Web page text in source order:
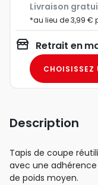
Livraison
*au lieu de 3,99 €
Retrait en
CHOISISSEZ
Description
Tapis de coupe
avec une
de poids moyen.